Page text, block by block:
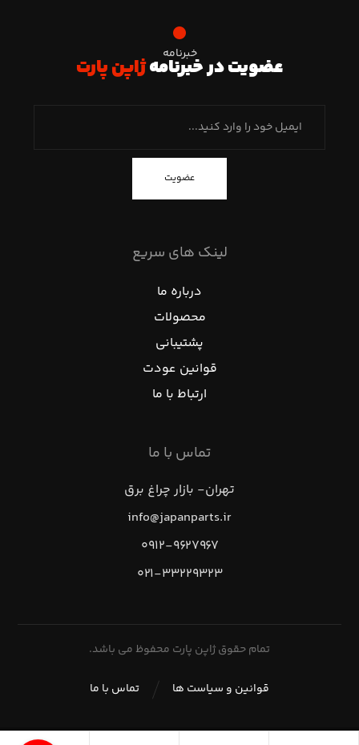
خبرنامه
عضویت در خبرنامهژاپن پارت
عضویت
لینک های سریع
درباره ما
محصولات
پشتیبانی
قوانین عودت
ارتباط با ما
تماس با ما
تهران- بازار چراغ برق
info@japanparts.ir
۰۹۱۲-۹۶۲۷۹۶۷
۰۲۱-۳۳۲۲۹۳۲۳
تمام حقوق ژاپن پارت محفوظ می باشد.
تماس با ما قوانین و سیاست ها